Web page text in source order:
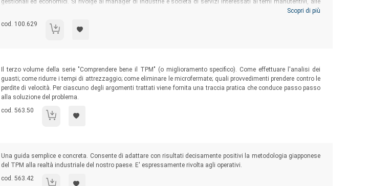
gestionali ed economici. Si rivolge ai manager di industrie e società di servizi interessati ai temi manutentivi, alle
imprese fornitrici di servizi di manutenzione, agli studiosi di settore e agli allievi universitari desiderosi di avere un
quadro generale e specifici approfondimenti sui temi della gestione della manutenzione.
Scopri di più
Codice libro:
cod. 100.629 Principi generali di gestione della manutenzione
Sommario:
Il terzo volume della serie "Comprendere bene il TPM" (o miglioramento specifico). Come effettuare l'analisi dei
guasti; come ridurre i tempi di attrezzaggio; come eliminare le microfermate; quali provvedimenti prendere contro le
perdite di velocità. Per ciascuno degli argomenti trattati viene fornita una traccia pratica che conduce passo passo
alla soluzione del problema.
Codice libro:
cod. 563.50 Miglioramento specifico con il TPM
Sommario:
Una guida semplice e concreta. Consente di adattare con risultati decisamente positivi la metodologia giapponese
del TPM alla realtà industriale del nostro paese. E' espressamente rivolta agli operativi.
Codice libro:
cod. 563.42 Manutenzione autonoma con il TPM